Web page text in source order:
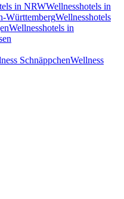
in NRWWellnesshotels in
WürttembergWellnesshotels
Wellnesshotels in
SchnäppchenWellness